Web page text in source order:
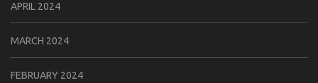
APRIL 2024
MARCH 2024
FEBRUARY 2024